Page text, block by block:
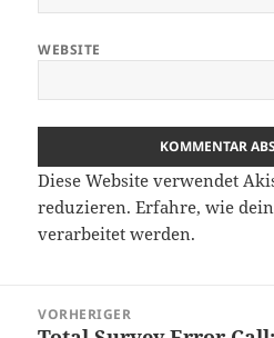
WEBSITE
Diese Website verwendet
reduzieren.Erfahre, wie
verarbeitet werden.
VORHERIGER